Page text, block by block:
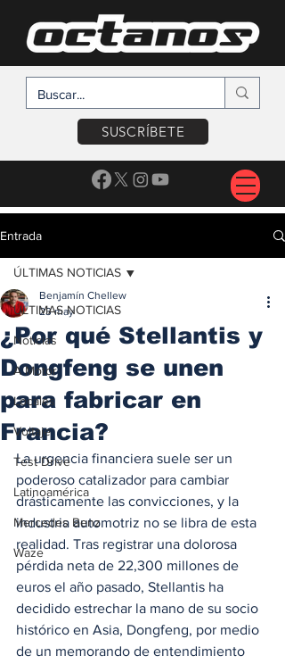
SUSCRÍBETE
Entrada
ÚLTIMAS NOTICIAS
Noticias
A Motor
Locales
Voltaje
Test Drive
Latinoamérica
Mercedes Benz
Waze
ÚLTIMAS NOTICIAS
¿Por qué Stellantis y
Dongfeng se unen
para fabricar en
Francia?
Benjamín Chellew
23 may
La urgencia financiera suele ser un
poderoso catalizador para cambiar
drásticamente las convicciones, y la
industria automotriz no se libra de esta
realidad. Tras registrar una dolorosa
pérdida neta de 22,300 millones de
euros el año pasado, Stellantis ha
decidido estrechar la mano de su socio
histórico en Asia, Dongfeng, por medio
de un memorando de entendimiento